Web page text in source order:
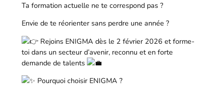
Ta formation actuelle ne te correspond pas ?
Envie de te réorienter sans perdre une année ?
Rejoins ENIGMA dès le 2 février 2026 et forme-
toi dans un secteur d’avenir, reconnu et en forte
demande de talents
Pourquoi choisir ENIGMA ?